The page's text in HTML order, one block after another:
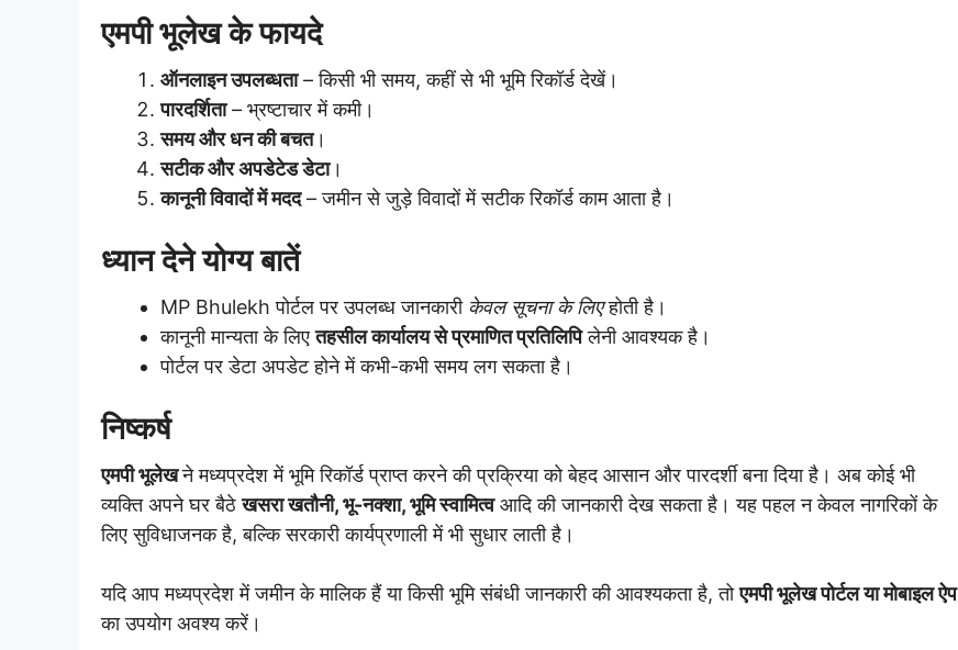
एमपी भूलेख के फायदे
ऑनलाइन उपलब्धता– किसी भी समय, कहीं से भी भूमि रिकॉर्ड देखें।
पारदर्शिता– भ्रष्टाचार में कमी।
समय और धन की बचत।
सटीक और अपडेटेड डेटा।
कानूनी विवादों में मदद– जमीन से जुड़े विवादों में सटीक रिकॉर्ड काम आता है।
ध्यान देने योग्य बातें
MP Bhulekh पोर्टल पर उपलब्ध जानकारी केवल सूचना के लिएहोती है।
कानूनी मान्यता के लिएतहसील कार्यालय से प्रमाणित प्रतिलिपिलेनी आवश्यक है।
पोर्टल पर डेटा अपडेट होने में कभी-कभी समय लग सकता है।
निष्कर्ष
एमपी भूलेखने मध्यप्रदेश में भूमि रिकॉर्ड प्राप्त करने की प्रक्रिया को बेहद आसान और पारदर्शी बना दिया है। अब कोई भी
व्यक्ति अपने घर बैठेखसरा खतौनी, भू-नक्शा, भूमि स्वामित्वआदि की जानकारी देख सकता है। यह पहल न केवल नागरिकों के
लिए सुविधाजनक है, बल्कि सरकारी कार्यप्रणाली में भी सुधार लाती है।
यदि आप मध्यप्रदेश में जमीन के मालिक हैं या किसी भूमि संबंधी जानकारी की आवश्यकता है, तोएमपी भूलेख पोर्टल या मोबाइल ऐप
का उपयोग अवश्य करें।